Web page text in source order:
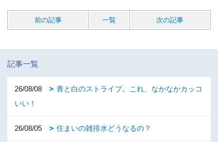
前の記事 一覧 次の記事
記事一覧
26/08/08
青と白のストライプ。これ、なかなかカッコ
いい！
26/08/05 住まいの雑排水どうなるの？